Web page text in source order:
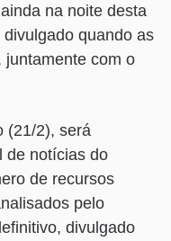
na noite desta
quando as
juntamente com o
(21/2), será
de notícias do
de recursos
pelo
divulgado